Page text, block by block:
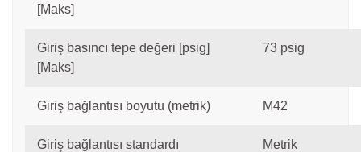
[Maks]
Giriş basıncı tepe değeri [psig]
[Maks]
73 psig
Giriş bağlantısı boyutu (metrik) M42
Giriş bağlantısı standardı Metrik